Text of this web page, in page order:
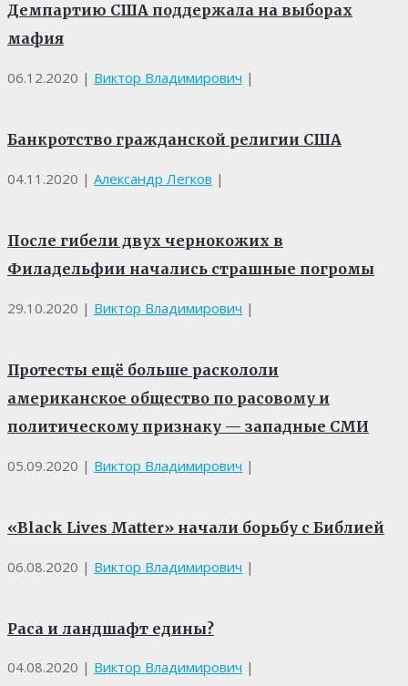
Демпартию США поддержала на выборах
мафия
06.12.2020 | Виктор Владимирович |
Банкротство гражданской религии США
04.11.2020 | Александр Легков |
После гибели двух чернокожих в
Филадельфии начались страшные погромы
29.10.2020 | Виктор Владимирович |
Протесты ещё больше раскололи
американское общество по расовому и
политическому признаку — западные СМИ
05.09.2020 | Виктор Владимирович |
«Black Lives Matter» начали борьбу с Библией
06.08.2020 | Виктор Владимирович |
Раса и ландшафт едины?
04.08.2020 | Виктор Владимирович |